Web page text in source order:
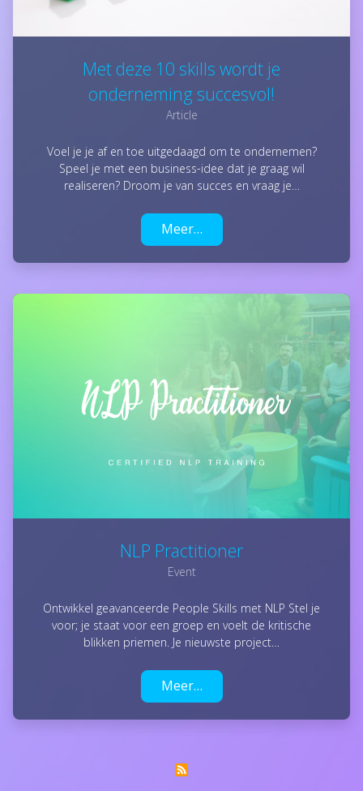
Met deze 10 skills wordt je
onderneming succesvol!
Article
Voel je je af en toe uitgedaagd om te ondernemen?
Speel je met een business-idee dat je graag wil
realiseren? Droom je van succes en vraag je…
Meer…
NLP Practitioner
Event
Ontwikkel geavanceerde People Skills met NLP Stel je
voor; je staat voor een groep en voelt de kritische
blikken priemen. Je nieuwste project…
Meer…